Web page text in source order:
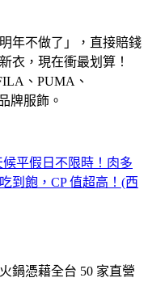
年不做了」，直接賠錢
衣，現在衝最划算！
、PUMA、
牌服飾。
候平假日不限時！肉多
到飽，CP 值超高！(西
鍋憑藉全台 50 家直營